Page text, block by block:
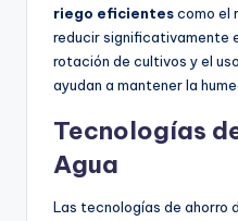
riego eficientescomo el
reducir significativamente
rotación de cultivos y el
ayudan a mantener la
Tecnologías
Agua
Las tecnologías de ahorro